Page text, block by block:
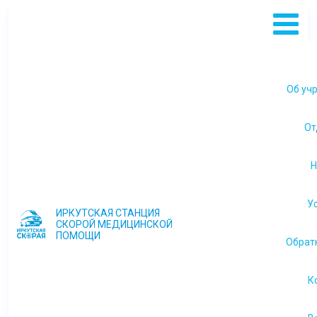
ИРКУТСКАЯ СТАНЦИЯ
СКОРОЙ МЕДИЦИНСКОЙ
ПОМОЩИ
Об
Виды